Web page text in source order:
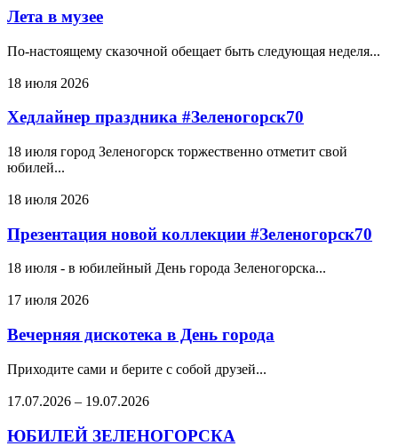
Лета в музее
По-настоящему сказочной обещает быть следующая неделя...
18 июля 2026
Хедлайнер праздника #Зеленогорск70
18 июля город Зеленогорск торжественно отметит свой
юбилей...
18 июля 2026
Презентация новой коллекции #Зеленогорск70
18 июля - в юбилейный День города Зеленогорска...
17 июля 2026
Вечерняя дискотека в День города
Приходите сами и берите с собой друзей...
17.07.2026 – 19.07.2026
ЮБИЛЕЙ ЗЕЛЕНОГОРСКА